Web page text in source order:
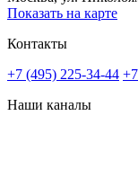
Показать на карте
Контакты
+7 (495) 225-34-44
Наши каналы